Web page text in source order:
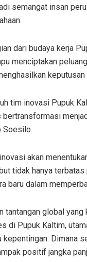
semangat insan
dari budaya kerja
menciptakan
tim inovasi Pupuk
Soesilo.
akan
tidak hanya
baru dalam
tantangan global
di Pupuk Kaltim,
Dimana
positif jangka